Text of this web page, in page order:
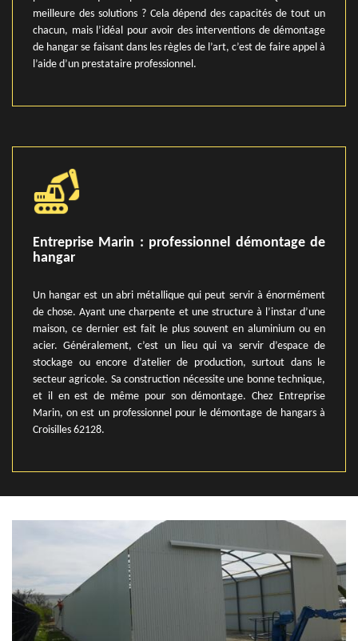
meilleure des solutions ? Cela dépend des capacités de tout un
chacun, mais l’idéal pour avoir des interventions de démontage
de hangar se faisant dans les règles de l’art, c’est de faire appel à
l’aide d’un prestataire professionnel.
Entreprise Marin : professionnel démontage de
hangar
Un hangar est un abri métallique qui peut servir à énormément
de chose. Ayant une charpente et une structure à l’instar d’une
maison, ce dernier est fait le plus souvent en aluminium ou en
acier. Généralement, c’est un lieu qui va servir d’espace de
stockage ou encore d’atelier de production, surtout dans le
secteur agricole. Sa construction nécessite une bonne technique,
et il en est de même pour son démontage. Chez Entreprise
Marin, on est un professionnel pour le démontage de hangars à
Croisilles 62128.